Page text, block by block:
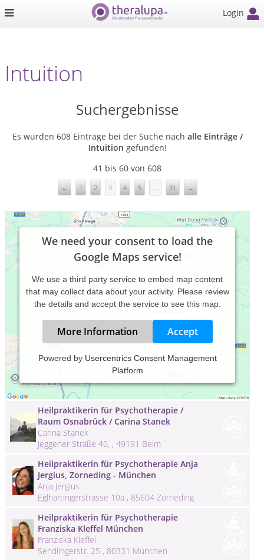
Login
Intuition
Suchergebnisse
Es wurden 608 Einträge bei der Suche nach alle Einträge /
Intuition gefunden!
41 bis 60 von 608
← 1 2 3 4 5 ... 31 →
We need your consent to load the
Google Maps service!
We use a third party service to embed map content
that may collect data about your activity. Please review
the details and accept the service to see this map.
More Information Accept
Powered by Usercentrics Consent Management
Platform
Heilpraktikerin für Psychotherapie -
Corinna Reizel, Ulm
Wielandstrasse 52 , 89073 Ulm
Heilpraktikerin für Psychotherapie /
Raum Osnabrück / Carina Stanek
Carina Stanek
Jeggener Straße 40, , 49191 Belm
Heilpraktikerin für Psychotherapie Anja
Jergius, Zorneding - München
Anja Jergius
Eglhartingerstrasse 10a , 85604 Zorneding
Heilpraktikerin für Psychotherapie
Franziska Kleffel München
Franziska Kleffel
Sendlingerstr. 25 , 80331 München